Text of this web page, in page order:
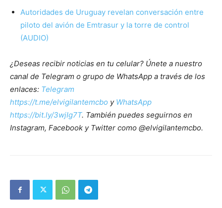
Autoridades de Uruguay revelan conversación entre
piloto del avión de Emtrasur y la torre de control
(AUDIO)
¿Deseas recibir noticias en tu celular? Únete a nuestro
canal de Telegram o grupo de WhatsApp a través de los
enlaces: Telegram
https://t.me/elvigilantemcbo y WhatsApp
https://bit.ly/3wjIg7T. También puedes seguirnos en
Instagram, Facebook y Twitter como @elvigilantemcbo.